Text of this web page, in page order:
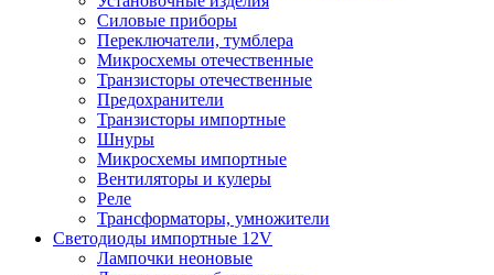
Силовые приборы
Переключатели, тумблера
Микросхемы отечественные
Транзисторы отечественные
Предохранители
Транзисторы импортные
Шнуры
Микросхемы импортные
Вентиляторы и кулеры
Реле
Трансформаторы, умножители
Светодиоды импортные 12V
Лампочки неоновые